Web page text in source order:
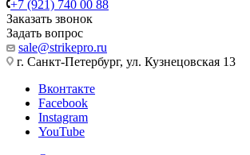
+7 (921) 740 00 88
Заказать звонок
Задать вопрос
sale@strikepro.ru
г. Санкт-Петербург, ул. Кузнецовская 13
Вконтакте
Facebook
Instagram
YouTube